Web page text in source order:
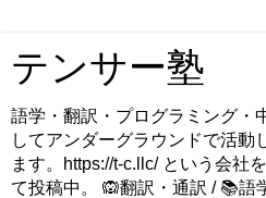
テンサー塾
語学・翻訳・プログラミング・
してアンダーグラウンドで活動
ます。https://t-c.llc/ という会社
て投稿中。 🙉翻訳・通訳 / 📚語